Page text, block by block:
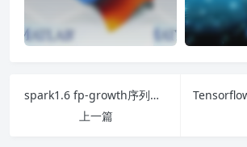
spark1.6 fp-growth序列化数据错误
上一篇